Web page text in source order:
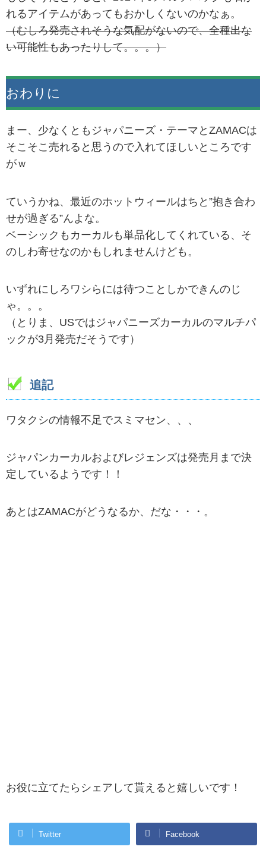
れるアイテムがあってもおかしくないのかなぁ。
（むしろ発売されそうな気配がないので、全種出な
い可能性もあったりして。。。）
おわりに
まー、少なくともジャパニーズ・テーマとZAMACは
そこそこ売れると思うので入れてほしいところです
がｗ
ていうかね、最近のホットウィールはちと”抱き合わ
せが過ぎる”んよな。
ベーシックもカーカルも単品化してくれている、そ
のしわ寄せなのかもしれませんけども。
いずれにしろワシらには待つことしかできんのじ
ゃ。。。
（とりま、USではジャパニーズカーカルのマルチパ
ックが3月発売だそうです）
追記
ワタクシの情報不足でスミマセン、、、
ジャパンカーカルおよびレジェンズは発売月まで決
定しているようです！！
あとはZAMACがどうなるか、だな・・・。
お役に立てたらシェアして貰えると嬉しいです！
Twitter Facebook